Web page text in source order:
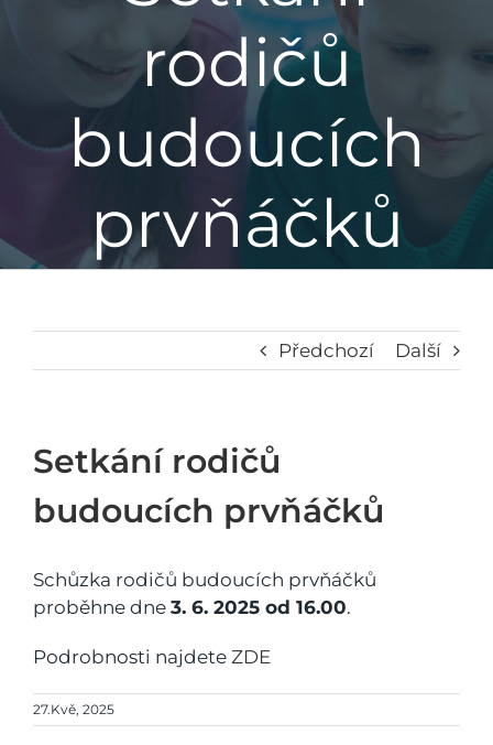
Mateřská škola
Jídelna
Školní poradenské pracoviště
Kontakt
rodičů
budoucích
prvňáčků
Předchozí Další
Setkání rodičů
budoucích prvňáčků
Schůzka rodičů budoucích prvňáčků
proběhne dne 3. 6. 2025 od 16.00.
Podrobnosti najdete ZDE
27.Kvě, 2025